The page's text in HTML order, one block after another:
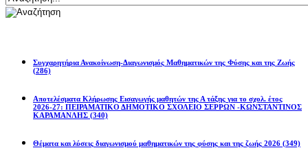
Συγχαρητήρια Ανακοίνωση-Διαγωνισμός Μαθηματικών της Φύσης και της Ζωής
(286)
Αποτελέσματα Κλήρωσης Εισαγωγής μαθητών της Α τάξης για το σχολ. έτος
2026-27: ΠΕΙΡΑΜΑΤΙΚΟ ΔΗΜΟΤΙΚΟ ΣΧΟΛΕΙΟ ΣΕΡΡΩΝ -ΚΩΝΣΤΑΝΤΙΝΟΣ
ΚΑΡΑΜΑΝΛΗΣ (340)
Θέματα και λύσεις διαγωνισμού μαθηματικών της φύσης και της ζωής 2026 (349)